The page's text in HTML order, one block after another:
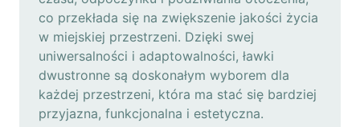
co przekłada się na zwiększenie jakości życia
w miejskiej przestrzeni. Dzięki swej
uniwersalności i adaptowalności, ławki
dwustronne są doskonałym wyborem dla
każdej przestrzeni, która ma stać się bardziej
przyjazna, funkcjonalna i estetyczna.